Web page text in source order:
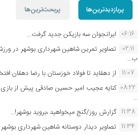
پربازدیدترین‌ها پربحث‌ترین‌ها
06:16 ایرانجوان سه بازیکن جدید گرفت...
02:11
تصاویر تمرین شاهین شهردارى بوشهر در
ب...
11:07 از دهقاید تا فولاد خوزستان با رضا
08:22 کنایه عجیب امیر حسین صادقی پیش از
...
11:38 گزارش روز/گنج میخواهید ،بروید بوشهر!...
11:34 تصاویر دیدار دوستانه شاهین شهردارى